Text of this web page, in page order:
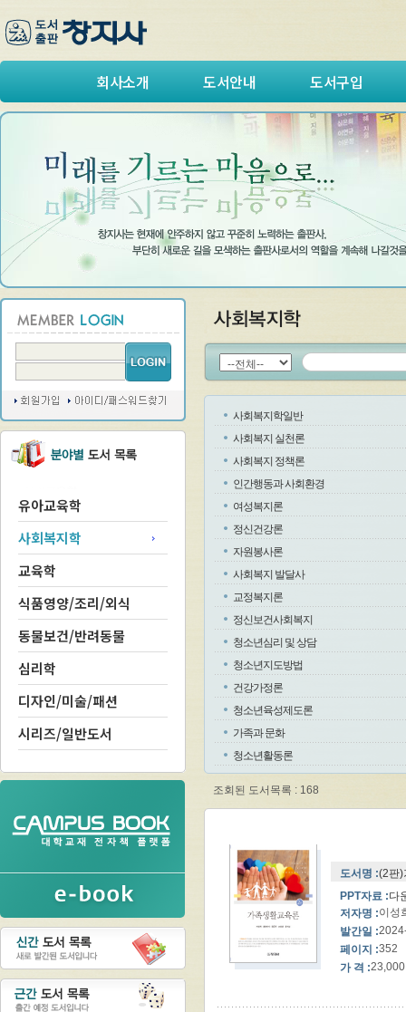
회사소개 도서안내 도서구입
유아교육학
사회복지학
교육학
식품영양/조리/외식
동물보건/반려동물
심리학
디자인/미술/패션
시리즈/일반도서
사회복지학일반
사회복지 실천론
사회복지 정책론
인간행동과 사회환경
여성복지론
정신건강론
자원봉사론
사회복지 발달사
교정복지론
정신보건사회복지
청소년심리 및 상담
청소년지도방법
건강가정론
청소년육성제도론
가족과 문화
청소년활동론
조회된 도서목록 : 168
도서명 :(2판)
PPT자료 :다
저자명 :이성
발간일 :
페이지 :352
가 격 :23,000